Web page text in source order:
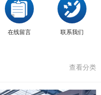
在线留言 联系我们
查看分类